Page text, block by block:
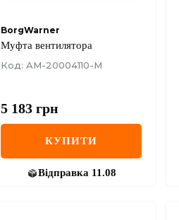
BorgWarner
Муфта вентилятора
Код: AM-20004110-M
5 183 грн
КУПИТИ
Відправка 11.08